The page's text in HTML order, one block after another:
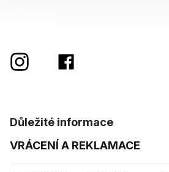
Důležité informace
VRÁCENÍ A REKLAMACE